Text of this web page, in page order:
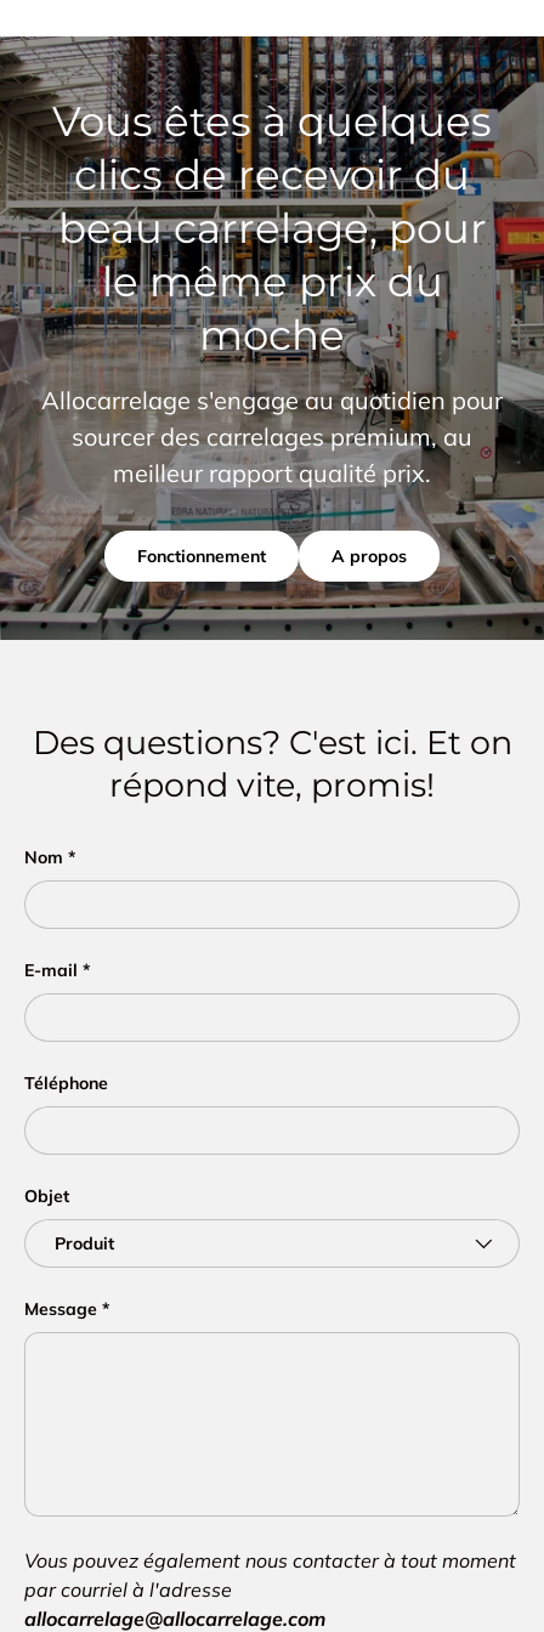
Vous êtes à quelques
clics de recevoir du
beau carrelage, pour
le même prix du
moche
Allocarrelage s'engage au quotidien pour
sourcer des carrelages premium, au
meilleur rapport qualité prix.
Fonctionnement A propos
Des questions? C'est ici. Et on
répond vite, promis!
Nom
E-mail
Téléphone
Objet
Message
Vous pouvez également nous contacter à tout moment
par courriel à l'adresse
allocarrelage@allocarrelage.com